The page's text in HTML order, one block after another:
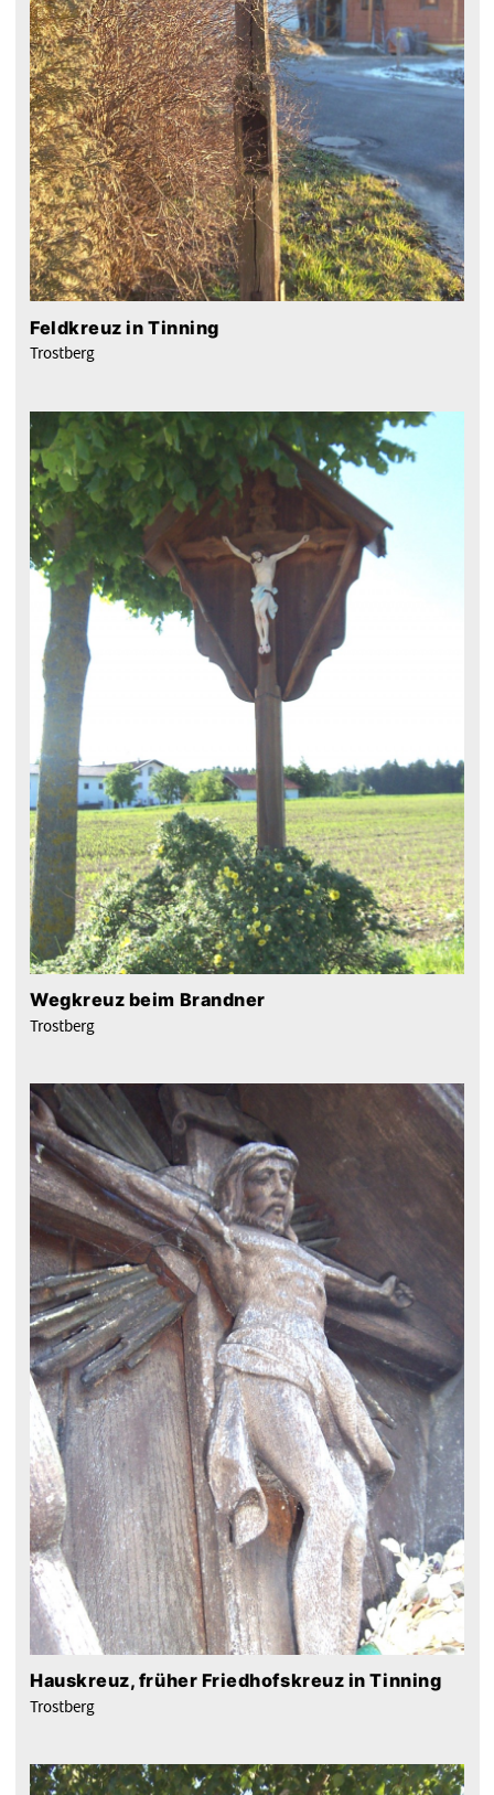
Feldkreuz in Tinning
Trostberg
Wegkreuz beim Brandner
Trostberg
Hauskreuz, früher Friedhofskreuz in Tinning
Trostberg